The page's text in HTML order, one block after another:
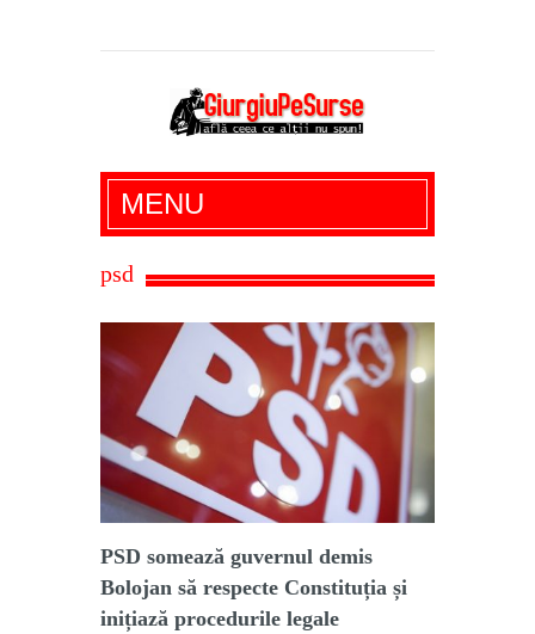
Giurgiu Pe Surse – actualitate giurgiu,
administratie giurgiu, stiri politice, social
economic, editoriale giurgiu, dezvaluiri,
MENU
psd
PSD somează guvernul demis
Bolojan să respecte Constituția și
inițiază procedurile legale